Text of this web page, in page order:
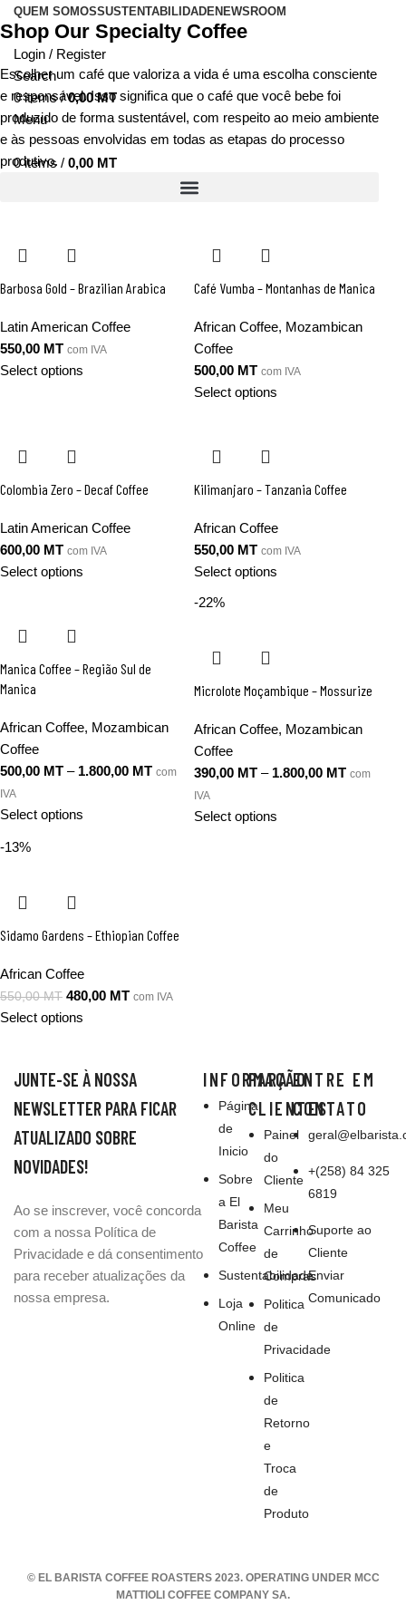
QUEM SOMOSSUSTENTABILIDADENEWSROOM
Login / Register
Search
0items / 0,00MT
Menu
0items / 0,00 MT
Shop Our Specialty Coffee
Escolher um café que valoriza a vida é uma escolha consciente
e responsável. Isso significa que o café que você bebe foi
produzido de forma sustentável, com respeito ao meio ambiente
e às pessoas envolvidas em todas as etapas do processo
produtivo.
Barbosa Gold – Brazilian Arabica
Latin American Coffee
550,00 MT com IVA
Select options
Café Vumba – Montanhas de Manica
African Coffee, Mozambican
Coffee
500,00 MT com IVA
Select options
Colombia Zero – Decaf Coffee
Latin American Coffee
600,00 MT com IVA
Select options
Kilimanjaro – Tanzania Coffee
African Coffee
550,00 MT com IVA
Select options
Manica Coffee – Região Sul de
Manica
African Coffee, Mozambican
Coffee
500,00 MT – 1.800,00 MT com
IVA
Select options
-22%
Microlote Moçambique – Mossurize
African Coffee, Mozambican
Coffee
390,00 MT – 1.800,00 MT com
IVA
Select options
-13%
Sidamo Gardens – Ethiopian Coffee
African Coffee
550,00MT 480,00 MT com IVA
Select options
JUNTE-SE À NOSSA
NEWSLETTER PARA FICAR
ATUALIZADO SOBRE
NOVIDADES!
Ao se inscrever, você concorda
com a nossa Política de
Privacidade e dá consentimento
para receber atualizações da
nossa empresa.
INFORMAÇÃO
Página
de
Inicio
Sobre
a El
Barista
Coffee
Sustentabilidade
Loja
Online
PARA
CLIENTES
Painel
do
Cliente
Meu
Carrinho
de
Compras
Politica
de
Privacidade
Politica
de
Retorno
e
Troca
de
Produto
ENTRE EM
CONTATO
‭+(258) 84 325
6819
Suporte ao
Cliente
Enviar
Comunicado
© EL BARISTA COFFEE ROASTERS 2023. OPERATING UNDER MCC
MATTIOLI COFFEE COMPANY SA.